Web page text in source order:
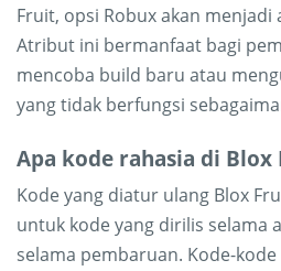
Fruit, opsi Robux akan
Atribut ini bermanfaat bagi
mencoba build baru atau
yang tidak berfungsi
Apa kode rahasia di Blox
Kode yang diatur ulang Blox
untuk kode yang dirilis selama
selama pembaruan. Kode-